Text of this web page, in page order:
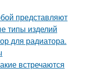
представляют
типы изделий
для радиатора.
встречаются